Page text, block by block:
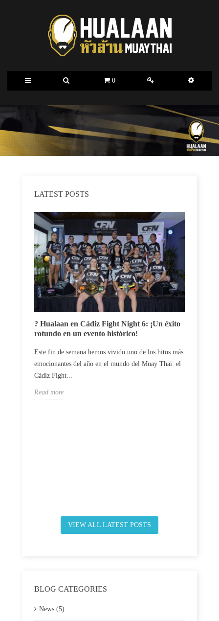
0
LATEST POSTS
? Hualaan en Cádiz Fight Night 6: ¡Un éxito
rotundo en un evento histórico!
Este fin de semana hemos vivido uno de los hitos más
emocionantes del año en el mundo del Muay Thai: el
Cádiz Fight...
Read more
VIEW ALL LATEST POSTS
BLOG CATEGORIES
News (5)